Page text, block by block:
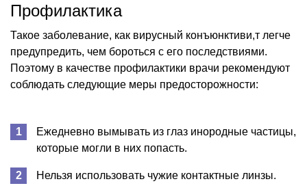
Профилактика
Такое заболевание, как вирусный конъюнктиви,т легче
предупредить, чем бороться с его последствиями.
Поэтому в качестве профилактики врачи рекомендуют
соблюдать следующие меры предосторожности:
Ежедневно вымывать из глаз инородные частицы,
которые могли в них попасть.
Нельзя использовать чужие контактные линзы.